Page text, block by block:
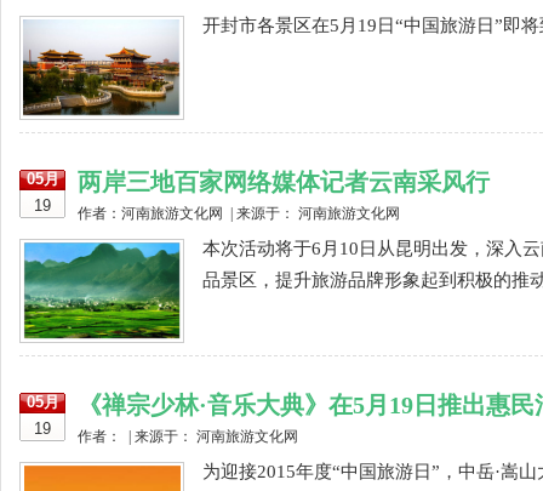
开封市各景区在5月19日“中国旅游日”即
05月
19
两岸三地百家网络媒体记者云南采风行
作者：河南旅游文化网 | 来源于： 河南旅游文化网
本次活动将于6月10日从昆明出发，深入
品景区，提升旅游品牌形象起到积极的推
05月
19
《禅宗少林·音乐大典》在5月19日推出惠民
作者： | 来源于： 河南旅游文化网
为迎接2015年度“中国旅游日”，中岳·嵩